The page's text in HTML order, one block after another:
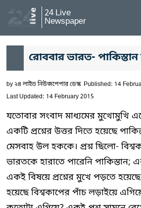
24 Live
Newspaper
রোববার ভারত- পাকিস্তান
by২৪ লাইভ নিউজপেপার ডেস্ক Published: 14
Last Updated: 14 February 2015
যতোবার সংবাদ মাধ্যমের মুখোমুখি
একটি প্রশ্নের উত্তর দিতে হয়েছে
মেসবাহ উল হককে। প্রশ্ন ছিলো-
ভারতকে হারাতে পারেনি পাকিস্তান;
একই বিষয়ে প্রশ্নের মুখে পড়তে
হয়েছে বিশ্বকাপের পাঁচ লড়াইয়ে